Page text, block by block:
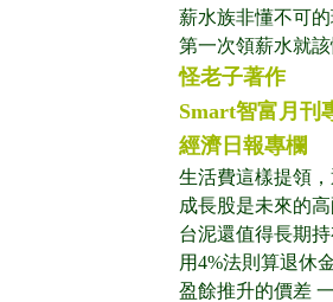
薪水族非懂不可
第一次領薪水就
怪老子著作
Smart智富月刊
經濟日報專欄
生活費這樣提領
成長股是未來的
台泥還值得長期持
用4%法則算退休
盈餘推升的價差